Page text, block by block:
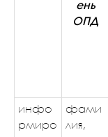
ень
ОПД
инфо
рмиро
фами
лия,